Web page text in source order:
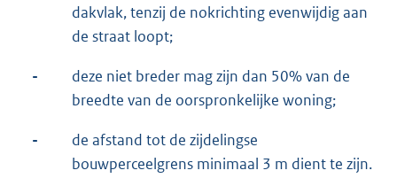
dakvlak, tenzij de nokrichting evenwijdig aan
de straat loopt;
-
deze niet breder mag zijn dan 50% van de
breedte van de oorspronkelijke woning;
-
de afstand tot de zijdelingse
bouwperceelgrens minimaal 3 m dient te zijn.